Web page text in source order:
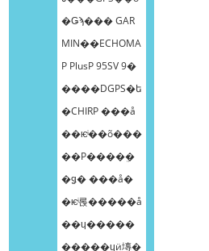
�Ǥϡ��� GAR
MIN��ECHOMA
P PlusP 95SV 9�
����DGPS�ե
�CHIRP ���å
��ѥͥ��õ���
��Ρ����ܸ�
�ǥ� ���å�
�ѥͥ롡�����å
��ɥ�����
�����ɥӥ塼�